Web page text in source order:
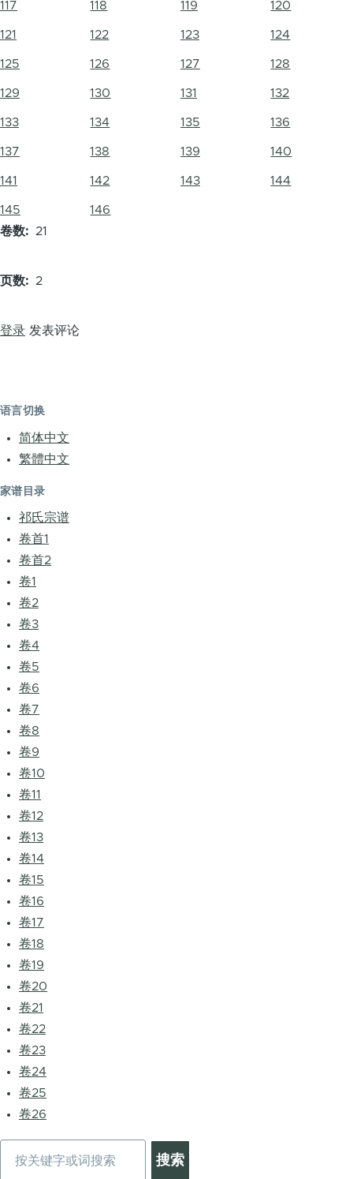
117 118 119 120
121 122 123 124
125 126 127 128
129 130 131 132
133 134 135 136
137 138 139 140
141 142 143 144
145
146
卷数
21
页数 2
登录 发表评论
语言切换
简体中文
繁體中文
家谱目录
祁氏宗谱
卷首1
卷首2
卷1
卷2
卷3
卷4
卷5
卷6
卷7
卷8
卷9
卷10
卷11
卷12
卷13
卷14
卷15
卷16
卷17
卷18
卷19
卷20
卷21
卷22
卷23
卷24
卷25
卷26